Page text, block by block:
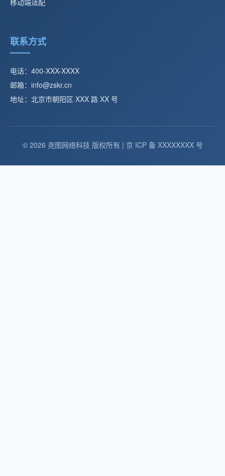
移动端适配
联系方式
电话：400-XXX-XXXX
邮箱：info@zskr.cn
地址：北京市朝阳区 XXX 路 XX 号
© 2026 尧图网络科技 版权所有 | 京 ICP 备 XXXXXXXX 号